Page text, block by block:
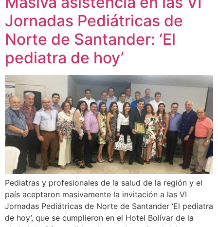
Jornadas Pediátricas de
Norte de Santander: ‘El
pediatra de hoy’
Pediatras y profesionales de la salud de la región y el
país aceptaron masivamente la invitación a las VI
Jornadas Pediátricas de Norte de Santander ‘El pediatra
de hoy’, que se cumplieron en el Hotel Bolívar de la